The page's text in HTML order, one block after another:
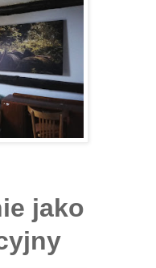
jako